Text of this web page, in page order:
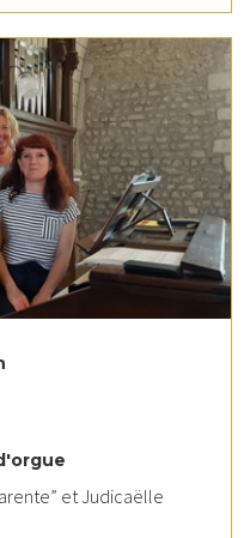
et Judicaëlle